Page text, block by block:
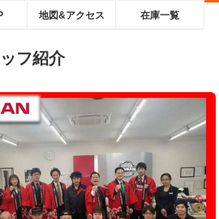
地図&アクセス 在庫一覧
フ紹介